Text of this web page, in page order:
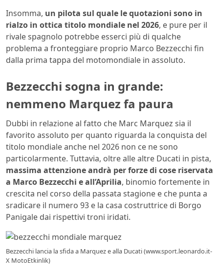
Insomma, un pilota sul quale le quotazioni sono in
rialzo in ottica titolo mondiale nel 2026, e pure per il
rivale spagnolo potrebbe esserci più di qualche
problema a fronteggiare proprio Marco Bezzecchi fin
dalla prima tappa del motomondiale in assoluto.
Bezzecchi sogna in grande:
nemmeno Marquez fa paura
Dubbi in relazione al fatto che Marc Marquez sia il
favorito assoluto per quanto riguarda la conquista del
titolo mondiale anche nel 2026 non ce ne sono
particolarmente. Tuttavia, oltre alle altre Ducati in pista,
massima attenzione andrà per forze di cose riservata
a Marco Bezzecchi e all’Aprilia, binomio fortemente in
crescita nel corso della passata stagione e che punta a
sradicare il numero 93 e la casa costruttrice di Borgo
Panigale dai rispettivi troni iridati.
Bezzecchi lancia la sfida a Marquez e alla Ducati (www.sport.leonardo.it-
X MotoEtkinlik)